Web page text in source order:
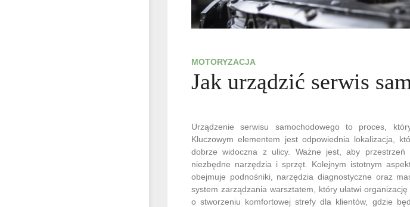
MOTORYZACJA
Jak urządzić serwis
Urządzenie serwisu samochodowego to proces,
Kluczowym elementem jest odpowiednia lokalizacja,
dobrze widoczna z ulicy. Ważne jest, aby przestrzeń
niezbędne narzędzia i sprzęt. Kolejnym istotnym
obejmuje podnośniki, narzędzia diagnostyczne oraz
system zarządzania warsztatem, który ułatwi
o stworzeniu komfortowej strefy dla klientów, gdzie